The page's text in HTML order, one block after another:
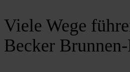
Viele Wege
Becker